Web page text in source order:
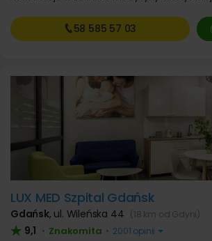
58 585 57 03
LUX MED Szpital Gdańsk
Gdańsk, ul. Wileńska 44 (18 km od Gdyni)
9,1 • Znakomita • 2001 opinii